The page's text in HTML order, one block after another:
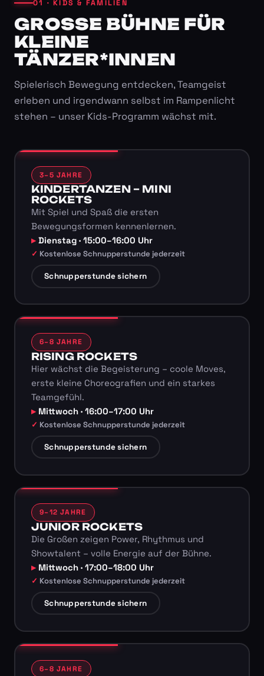
01 · KIDS & FAMILIEN
GROSSE BÜHNE FÜR K
LEINE T
ÄNZER*INNEN
Spielerisch Bewegung entdecken, Teamgeist
erleben und irgendwann selbst im Rampenlicht
stehen – unser Kids-Programm wächst mit.
3–5 JAHRE
KINDERTANZEN – MINI
ROCKETS
Mit Spiel und Spaß die ersten
Bewegungsformen kennenlernen.
Dienstag · 15:00–16:00 Uhr
Kostenlose Schnupperstunde jederzeit
Schnupperstunde sichern
6–8 JAHRE
RISING ROCKETS
Hier wächst die Begeisterung – coole Moves,
erste kleine Choreografien und ein starkes
Teamgefühl.
Mittwoch · 16:00–17:00 Uhr
Kostenlose Schnupperstunde jederzeit
Schnupperstunde sichern
9–12 JAHRE
JUNIOR ROCKETS
Die Großen zeigen Power, Rhythmus und
Showtalent – volle Energie auf der Bühne.
Mittwoch · 17:00–18:00 Uhr
Kostenlose Schnupperstunde jederzeit
Schnupperstunde sichern
6–8 JAHRE